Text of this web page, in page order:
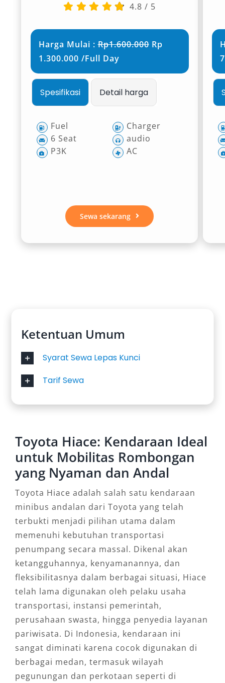
4.8 / 5
Harga Mulai :Rp1.600.000Rp
1.300.000 /Full Day
Spesifikasi Detail harga
Fuel
6 Seat
P3K
Charger
audio
AC
Sewa sekarang
Ketentuan Umum
Syarat Sewa Lepas Kunci
Tarif Sewa
Toyota Hiace: Kendaraan Ideal
untuk Mobilitas Rombongan
yang Nyaman dan Andal
Toyota Hiace adalah salah satu kendaraan
minibus andalan dari Toyota yang telah
terbukti menjadi pilihan utama dalam
memenuhi kebutuhan transportasi
penumpang secara massal. Dikenal akan
ketangguhannya, kenyamanannya, dan
fleksibilitasnya dalam berbagai situasi, Hiace
telah lama digunakan oleh pelaku usaha
transportasi, instansi pemerintah,
perusahaan swasta, hingga penyedia layanan
pariwisata. Di Indonesia, kendaraan ini
sangat diminati karena cocok digunakan di
berbagai medan, termasuk wilayah
pegunungan dan perkotaan seperti di